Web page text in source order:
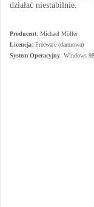
działać niestabilnie.
Producent: Michael Möller
Licencja: Freeware (darmowa)
System Operacyjny: Windows